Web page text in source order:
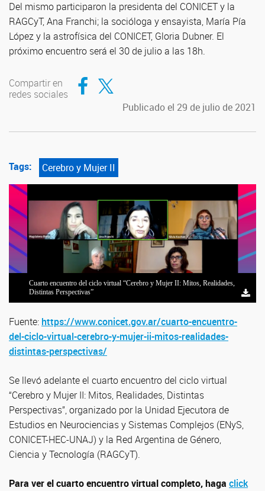
Del mismo participaron la presidenta del CONICET y la
RAGCyT, Ana Franchi; la socióloga y ensayista, María Pía
López y la astrofísica del CONICET, Gloria Dubner. El
próximo encuentro será el 30 de julio a las 18h.
Compartir en
redes sociales
Compartir en Facebook
Compartir en Twitter
Publicado el 29 de julio de 2021
Tags: Cerebro y Mujer II
Cuarto encuentro del ciclo virtual “Cerebro y Mujer II: Mitos, Realidades,
Distintas Perspectivas”
Fuente: https://www.conicet.gov.ar/cuarto-encuentro-
del-ciclo-virtual-cerebro-y-mujer-ii-mitos-realidades-
distintas-perspectivas/
Se llevó adelante el cuarto encuentro del ciclo virtual
“Cerebro y Mujer II: Mitos, Realidades, Distintas
Perspectivas”, organizado por la Unidad Ejecutora de
Estudios en Neurociencias y Sistemas Complejos (ENyS,
CONICET-HEC-UNAJ) y la Red Argentina de Género,
Ciencia y Tecnología (RAGCyT).
Para ver el cuarto encuentro virtual completo, haga click